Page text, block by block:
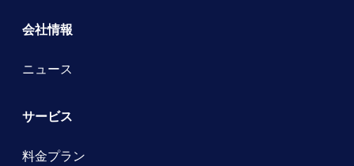
会社情報
ニュース
サービス
料金プラン